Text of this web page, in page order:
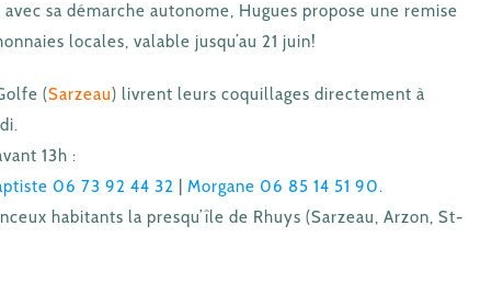
sa démarche autonome, Hugues propose une remise
locales, valable jusqu’au 21 juin!
(Sarzeau) livrent leurs coquillages directement à
13h :
06 73 92 44 32 Morgane 06 85 14 51 90.
habitants la presqu’île de Rhuys (Sarzeau, Arzon, St-